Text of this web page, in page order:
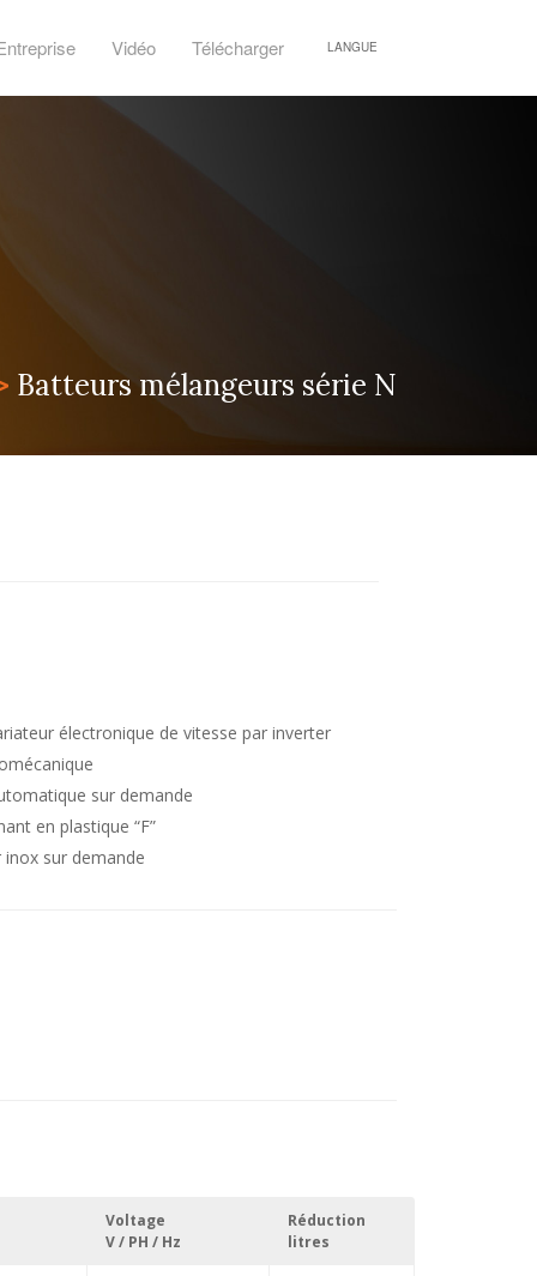
LANGUE
Vidéo Télécharger
Batteurs mélangeurs série N
électronique de vitesse par inverter
sur demande
en plastique “F”
sur demande
Voltage
V / PH / Hz
Réduction
litres